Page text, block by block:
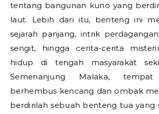
tentang bangunan kuno yang
laut. Lebih dari itu, benteng ini
sejarah panjang, intrik
sengit, hingga cerita-cerita
hidup di tengah masyarakat
Semenanjung Malaka,
berhembus kencang dan ombak
berdirilah sebuah benteng tua yang